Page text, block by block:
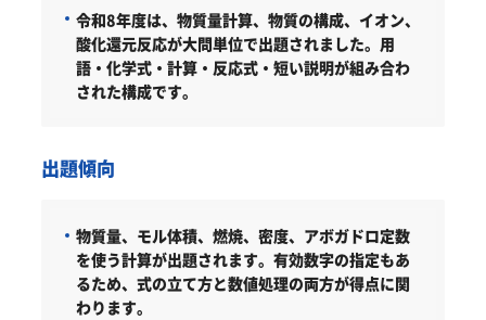
令和8年度は、物質量計算、物質の構成、イオン、
酸化還元反応が大問単位で出題されました。用
語・化学式・計算・反応式・短い説明が組み合わ
された構成です。
出題傾向
物質量、モル体積、燃焼、密度、アボガドロ定数
を使う計算が出題されます。有効数字の指定もあ
るため、式の立て方と数値処理の両方が得点に関
わります。